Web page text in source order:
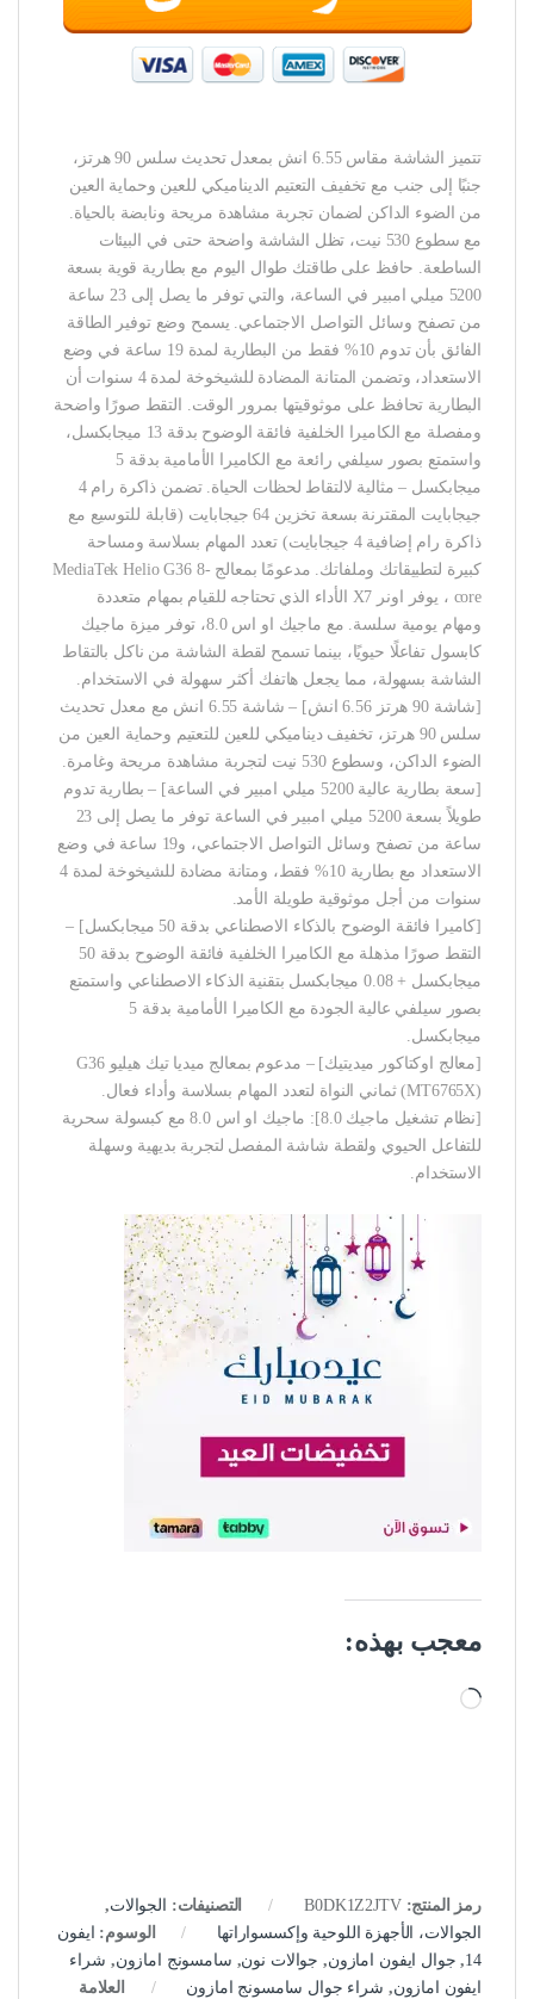
تتميز الشاشة مقاس 6.55 انش بمعدل تحديث سلس 90 هرتز،
جنبًا إلى جنب مع تخفيف التعتيم الديناميكي للعين وحماية العين
من الضوء الداكن لضمان تجربة مشاهدة مريحة ونابضة بالحياة.
مع سطوع 530 نيت، تظل الشاشة واضحة حتى في البيئات
الساطعة. حافظ على طاقتك طوال اليوم مع بطارية قوية بسعة
5200 ميلي امبير في الساعة، والتي توفر ما يصل إلى 23 ساعة
من تصفح وسائل التواصل الاجتماعي. يسمح وضع توفير الطاقة
الفائق بأن تدوم 10% فقط من البطارية لمدة 19 ساعة في وضع
الاستعداد، وتضمن المتانة المضادة للشيخوخة لمدة 4 سنوات أن
البطارية تحافظ على موثوقيتها بمرور الوقت. التقط صورًا واضحة
ومفصلة مع الكاميرا الخلفية فائقة الوضوح بدقة 13 ميجابكسل،
واستمتع بصور سيلفي رائعة مع الكاميرا الأمامية بدقة 5
ميجابكسل – مثالية لالتقاط لحظات الحياة. تضمن ذاكرة رام 4
جيجابايت المقترنة بسعة تخزين 64 جيجابايت (قابلة للتوسيع مع
ذاكرة رام إضافية 4 جيجابايت) تعدد المهام بسلاسة ومساحة
كبيرة لتطبيقاتك وملفاتك. مدعومًا بمعالج MediaTek Helio G36 8-
core ، يوفر اونر X7 الأداء الذي تحتاجه للقيام بمهام متعددة
ومهام يومية سلسة. مع ماجيك او اس 8.0، توفر ميزة ماجيك
كابسول تفاعلًا حيويًا، بينما تسمح لقطة الشاشة من ناكل بالتقاط
الشاشة بسهولة، مما يجعل هاتفك أكثر سهولة في الاستخدام.
[شاشة 90 هرتز 6.56 انش] – شاشة 6.55 انش مع معدل تحديث
سلس 90 هرتز، تخفيف ديناميكي للعين للتعتيم وحماية العين من
الضوء الداكن، وسطوع 530 نيت لتجربة مشاهدة مريحة وغامرة.
[سعة بطارية عالية 5200 ميلي امبير في الساعة] – بطارية تدوم
طويلاً بسعة 5200 ميلي امبير في الساعة توفر ما يصل إلى 23
ساعة من تصفح وسائل التواصل الاجتماعي، و19 ساعة في وضع
الاستعداد مع بطارية 10% فقط، ومتانة مضادة للشيخوخة لمدة 4
سنوات من أجل موثوقية طويلة الأمد.
[كاميرا فائقة الوضوح بالذكاء الاصطناعي بدقة 50 ميجابكسل] –
التقط صورًا مذهلة مع الكاميرا الخلفية فائقة الوضوح بدقة 50
ميجابكسل + 0.08 ميجابكسل بتقنية الذكاء الاصطناعي واستمتع
بصور سيلفي عالية الجودة مع الكاميرا الأمامية بدقة 5
ميجابكسل.
[معالج اوكتاكور ميديتيك] – مدعوم بمعالج ميديا تيك هيليو G36
(MT6765X) ثماني النواة لتعدد المهام بسلاسة وأداء فعال.
[نظام تشغيل ماجيك 8.0]: ماجيك او اس 8.0 مع كبسولة سحرية
للتفاعل الحيوي ولقطة شاشة المفصل لتجربة بديهية وسهلة
الاستخدام.
معجب بهذه:
جاري التحميل…
رمز المنتج:B0DK1Z2JTV التصنيفات: الجوالات,
الجوالات، الأجهزة اللوحية وإكسسواراتها
الوسوم: ايفون
14
, جوال ايفون امازون, جوالات نون, سامسونج امازون, شراء
ايفون امازون, شراء جوال سامسونج امازون
العلامة